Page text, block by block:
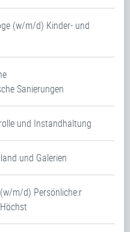
(w/m/d) Kinder- und
Sanierungen
und Instandhaltung
und Galerien
m/d) Persönliche:r